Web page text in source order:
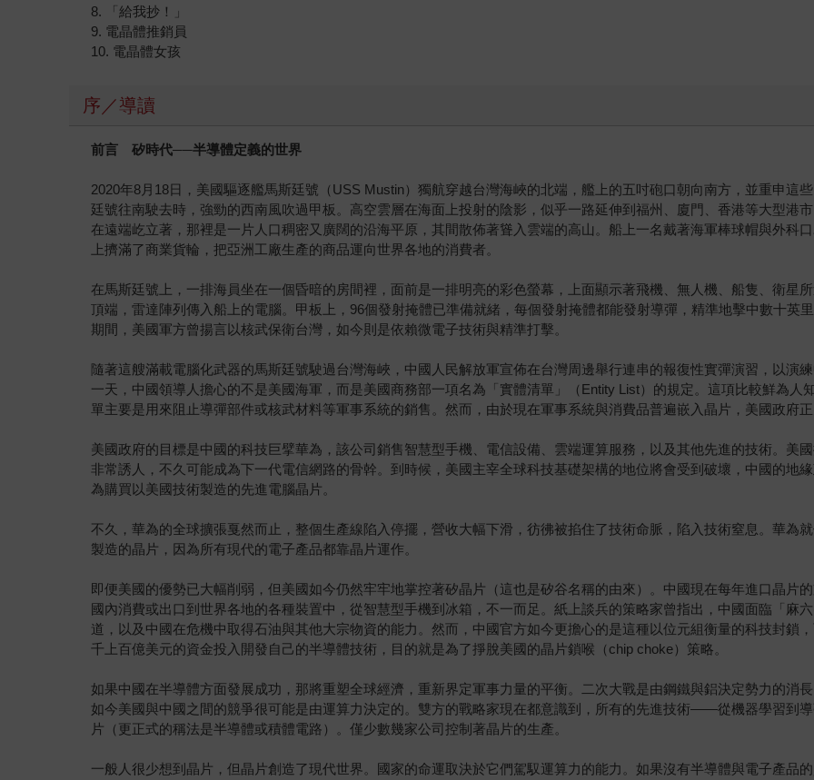
8. 「給我抄！」
9. 電晶體推銷員
10. 電晶體女孩
序／導讀
前言 矽時代──半導體定義的世界
2020年8月18日，美國驅逐艦馬斯廷號（USS Mustin）獨航穿越台灣海峽的北端，艦上的五吋砲口朝向南方，並重申
廷號往南駛去時，強勁的西南風吹過甲板。高空雲層在海面上投射的陰影，似乎一路延伸到福州、廈門、香港等大型港
在遠端屹立著，那裡是一片人口稠密又廣闊的沿海平原，其間散佈著聳入雲端的高山。船上一名戴著海軍棒球帽與外科
上擠滿了商業貨輪，把亞洲工廠生產的商品運向世界各地的消費者。
在馬斯廷號上，一排海員坐在一個昏暗的房間裡，面前是一排明亮的彩色螢幕，上面顯示著飛機、無人機、船隻、衛星
頂端，雷達陣列傳入船上的電腦。甲板上，96個發射掩體已準備就緒，每個發射掩體都能發射導彈，精準地擊中數十英
期間，美國軍方曾揚言以核武保衛台灣，如今則是依賴微電子技術與精準打擊。
隨著這艘滿載電腦化武器的馬斯廷號駛過台灣海峽，中國人民解放軍宣佈在台灣周邊舉行連串的報復性實彈演習，以演
一天，中國領導人擔心的不是美國海軍，而是美國商務部一項名為「實體清單」（Entity List）的規定。這項比較鮮為人
單主要是用來阻止導彈部件或核武材料等軍事系統的銷售。然而，由於現在軍事系統與消費品普遍嵌入晶片，美國政府
美國政府的目標是中國的科技巨擘華為，該公司銷售智慧型手機、電信設備、雲端運算服務，以及其他先進的技術。美
非常誘人，不久可能成為下一代電信網路的骨幹。到時候，美國主宰全球科技基礎架構的地位將會受到破壞，中國的地
為購買以美國技術製造的先進電腦晶片。
不久，華為的全球擴張戛然而止，整個生產線陷入停擺，營收大幅下滑，彷彿被掐住了技術命脈，陷入技術窒息。華為
製造的晶片，因為所有現代的電子產品都靠晶片運作。
即便美國的優勢已大幅削弱，但美國如今仍然牢牢地掌控著矽晶片（這也是矽谷名稱的由來）。中國現在每年進口晶片
國內消費或出口到世界各地的各種裝置中，從智慧型手機到冰箱，不一而足。紙上談兵的策略家曾指出，中國面臨「麻
道，以及中國在危機中取得石油與其他大宗物資的能力。然而，中國官方如今更擔心的是這種以位元組衡量的科技封鎖
千上百億美元的資金投入開發自己的半導體技術，目的就是為了掙脫美國的晶片鎖喉（chip choke）策略。
如果中國在半導體方面發展成功，那將重塑全球經濟，重新界定軍事力量的平衡。二次大戰是由鋼鐵與鋁決定勢力的消
如今美國與中國之間的競爭很可能是由運算力決定的。雙方的戰略家現在都意識到，所有的先進技術——從機器學習
片（更正式的稱法是半導體或積體電路）。僅少數幾家公司控制著晶片的生產。
一般人很少想到晶片，但晶片創造了現代世界。國家的命運取決於它們駕馭運算力的能力。如果沒有半導體與電子產品